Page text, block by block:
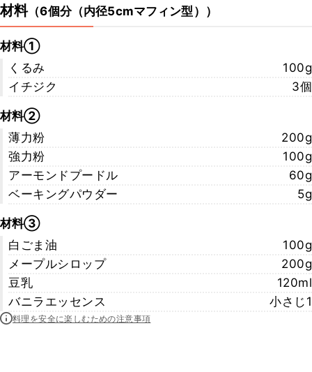
材料（6個分（内径5cmマフィン型） ）
材料①
くるみ
100g
イチジク
3個
材料②
薄力粉
200g
強力粉
100g
アーモンドプードル
60g
ベーキングパウダー
5g
材料③
白ごま油
100g
メープルシロップ
200g
豆乳
120ml
バニラエッセンス
小さじ1
料理を安全に楽しむための注意事項